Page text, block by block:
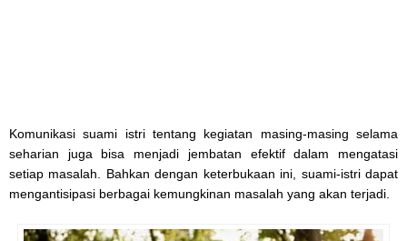
Komunikasi suami istri tentang kegiatan masing-masing selama
seharian juga bisa menjadi jembatan efektif dalam mengatasi
setiap masalah. Bahkan dengan keterbukaan ini, suami-istri dapat
mengantisipasi berbagai kemungkinan masalah yang akan terjadi.